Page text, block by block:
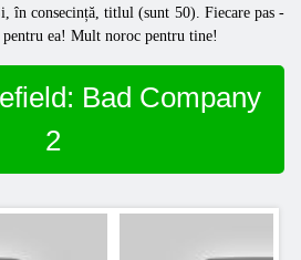
în consecință, titlul (sunt 50). Fiecare pas -
ea! Mult noroc pentru tine!
Bad Company
2